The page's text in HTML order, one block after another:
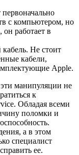
с компьютером, но
работает в
Не стоит
кабели,
Apple.
манипуляции не
к
Обладая всеми
поломки и
а в этом
специалист
ее.